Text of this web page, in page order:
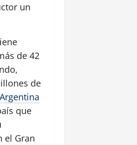
un
de 42
de
Argentina
que
el Gran